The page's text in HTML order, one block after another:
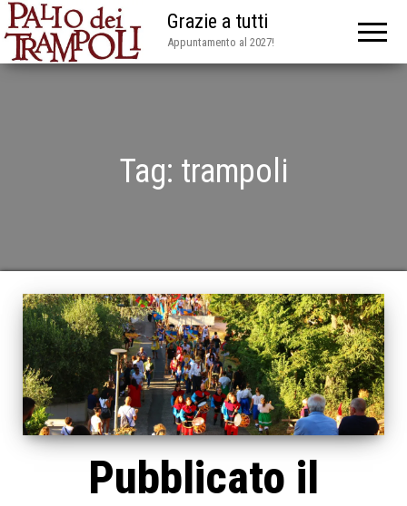
Grazie a tutti
Appuntamento al 2027!
Tag: trampoli
Pubblicato il